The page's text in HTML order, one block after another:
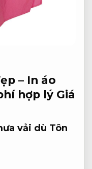
– In áo
hợp lý Giá
vải dù Tôn